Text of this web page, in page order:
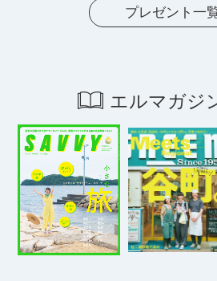
プレゼント一
エルマガジ